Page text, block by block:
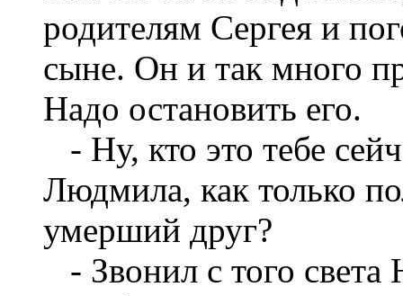
родителям Сергея и
сыне. Он и так много
Надо остановить его.
- Ну, кто это тебе
Людмила, как только
умерший друг?
- Звонил с того